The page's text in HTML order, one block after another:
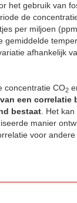
het gebruik van
de
per miljoen
gemiddelde
afhankelijk
concentratie CO2
een correlatie
bestaat. Het kan
manier
voor